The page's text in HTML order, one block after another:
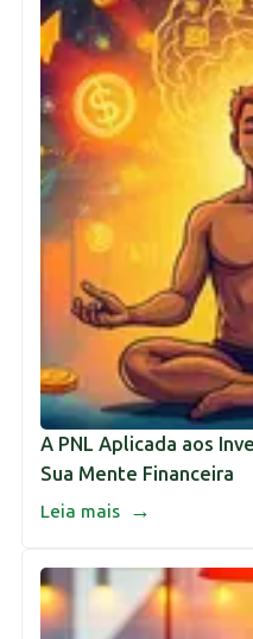
A PNL Aplicada aos
Sua Mente Financeira
Leia mais →